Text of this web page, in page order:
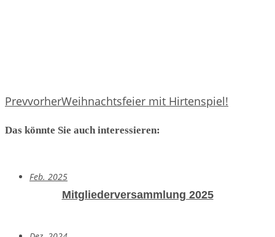
PrevvorherWeihnachtsfeier mit Hirtenspiel!
Das könnte Sie auch interessieren:
Feb. 2025
Mitgliederversammlung 2025